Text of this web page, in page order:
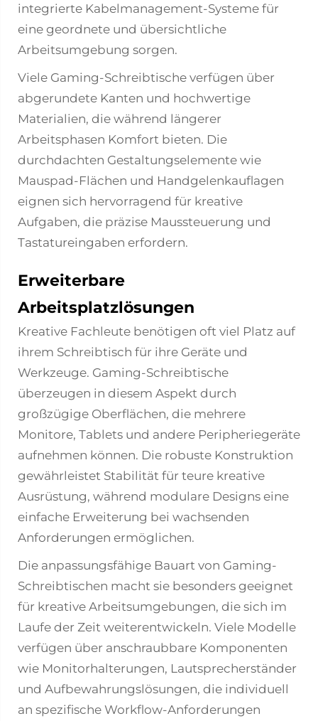
integrierte Kabelmanagement-Systeme für
eine geordnete und übersichtliche
Arbeitsumgebung sorgen.
Viele Gaming-Schreibtische verfügen über
abgerundete Kanten und hochwertige
Materialien, die während längerer
Arbeitsphasen Komfort bieten. Die
durchdachten Gestaltungselemente wie
Mauspad-Flächen und Handgelenkauflagen
eignen sich hervorragend für kreative
Aufgaben, die präzise Maussteuerung und
Tastatureingaben erfordern.
Erweiterbare
Arbeitsplatzlösungen
Kreative Fachleute benötigen oft viel Platz auf
ihrem Schreibtisch für ihre Geräte und
Werkzeuge. Gaming-Schreibtische
überzeugen in diesem Aspekt durch
großzügige Oberflächen, die mehrere
Monitore, Tablets und andere Peripheriegeräte
aufnehmen können. Die robuste Konstruktion
gewährleistet Stabilität für teure kreative
Ausrüstung, während modulare Designs eine
einfache Erweiterung bei wachsenden
Anforderungen ermöglichen.
Die anpassungsfähige Bauart von Gaming-
Schreibtischen macht sie besonders geeignet
für kreative Arbeitsumgebungen, die sich im
Laufe der Zeit weiterentwickeln. Viele Modelle
verfügen über anschraubbare Komponenten
wie Monitorhalterungen, Lautsprecherständer
und Aufbewahrungslösungen, die individuell
an spezifische Workflow-Anforderungen